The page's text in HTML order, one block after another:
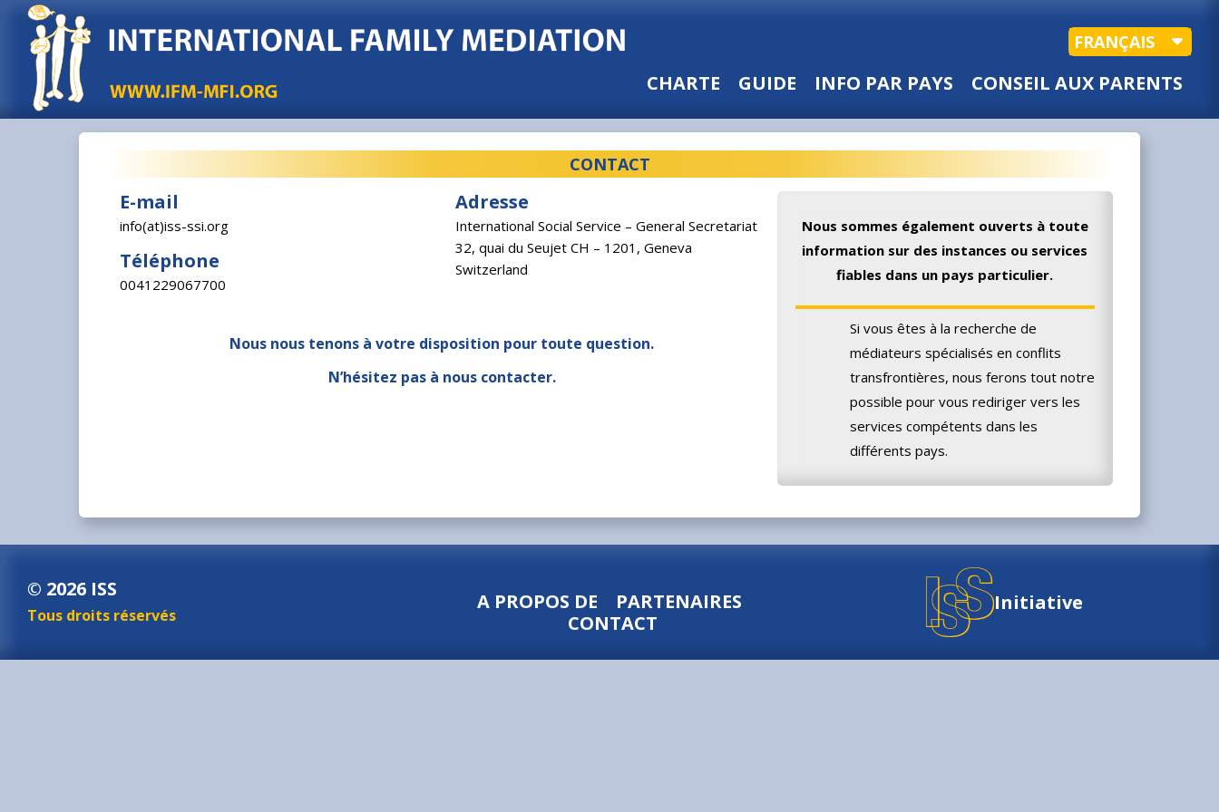
FRANÇAIS
CHARTE GUIDE INFO PAR PAYS CONSEIL AUX PARENTS
CONTACT
E-mail
info(at)iss-ssi.org
Téléphone
0041229067700
Adresse
International Social Service – General Secretariat
32, quai du Seujet CH – 1201, Geneva
Switzerland
Nous nous tenons à votre disposition pour toute question.
N’hésitez pas à nous contacter.
Nous sommes également ouverts à toute
information sur des instances ou services
fiables dans un pays particulier.
Si vous êtes à la recherche de
médiateurs spécialisés en conflits
transfrontières, nous ferons tout notre
possible pour vous rediriger vers les
services compétents dans les
différents pays.
© 2026 ISS
Tous droits réservés
A PROPOS DE
PARTENAIRES
CONTACT
Initiative